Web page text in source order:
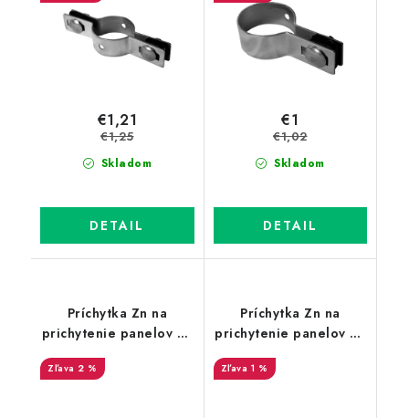
Skladom
€1,21
€1,25
DETAIL
Skladom
€1
€1,02
DETAIL
Príchytka Zn na
prichytenie panelov na
stĺpik 60x40 mm -
priebežná
2 %
Príchytka Zn na
prichytenie panelov na
stĺpik 60x40 - koncová
1 %